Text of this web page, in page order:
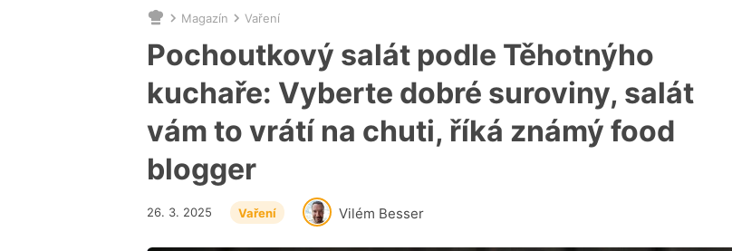
Nacházíte
se
zde:
Magazín Vaření
Pochoutkový salát podle Těhotnýho
kuchaře: Vyberte dobré suroviny, salát
vám to vrátí na chuti, říká známý food
blogger
Vilém Besser
26. 3. 2025 Vaření